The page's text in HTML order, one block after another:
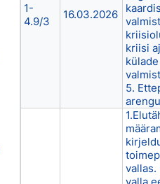
1-
4.9/3
16.03.2026
kriisi
5.
vallas.